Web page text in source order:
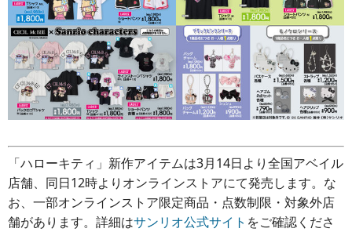
「ハローキティ」新作アイテムは3月14日より全国アベイル
店舗、同日12時よりオンラインストアにて発売します。な
お、一部オンラインストア限定商品・点数制限・対象外店
舗があります。詳細はサンリオ公式サイト をご確認くださ